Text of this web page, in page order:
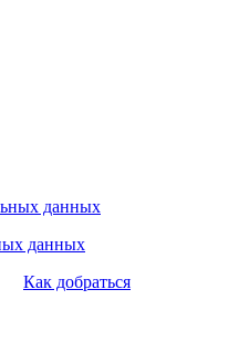
данных
данных
Как добраться